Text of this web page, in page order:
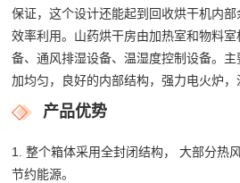
保证，这个设计还能起到回收烘干机内
效率利用。山药烘干房由加热室和物料
备、通风排湿设备、温湿度控制设备。
加均匀，良好的内部结构，强力电火炉，
产品优势
1. 整个箱体采用全封闭结构， 大部分热
节约能源。